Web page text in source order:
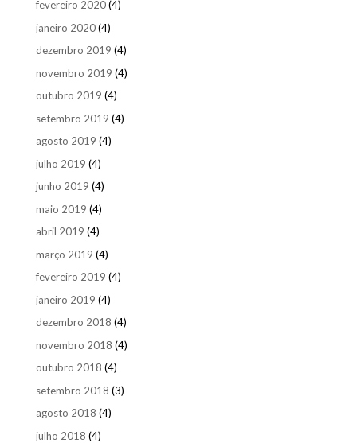
fevereiro 2020(4)
janeiro 2020(4)
dezembro 2019 (4)
novembro 2019 (4)
outubro 2019 (4)
setembro 2019 (4)
agosto 2019 (4)
julho 2019 (4)
junho 2019 (4)
maio 2019 (4)
abril 2019 (4)
março 2019 (4)
fevereiro 2019 (4)
janeiro 2019 (4)
dezembro 2018 (4)
novembro 2018 (4)
outubro 2018 (4)
setembro 2018 (3)
agosto 2018 (4)
julho 2018 (4)